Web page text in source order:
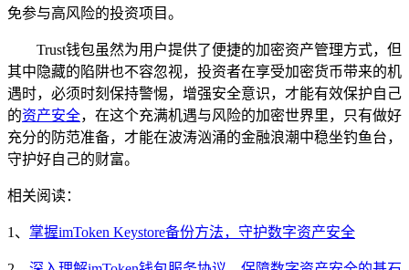
免参与高风险的投资项目。
Trust钱包虽然为用户提供了便捷的加密资产管理方式，但
其中隐藏的陷阱也不容忽视，投资者在享受加密货币带来的机
遇时，必须时刻保持警惕，增强安全意识，才能有效保护自己
的资产安全，在这个充满机遇与风险的加密世界里，只有做好
充分的防范准备，才能在波涛汹涌的金融浪潮中稳坐钓鱼台，
守护好自己的财富。
相关阅读：
1、 掌握imToken Keystore备份方法，守护数字资产安全